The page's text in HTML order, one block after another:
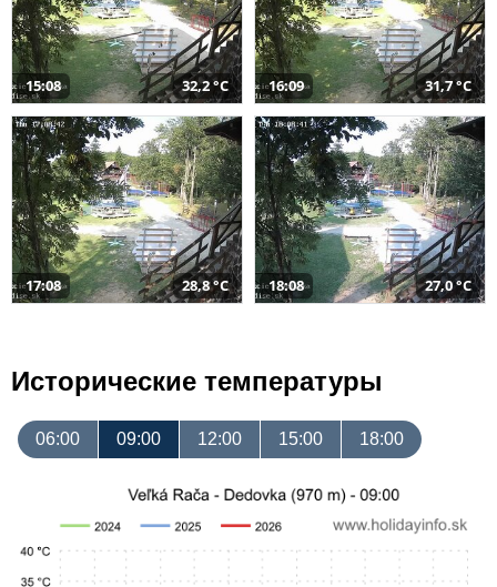
15:08 32,2 °C 16:09 31,7 °C
17:08 28,8 °C 18:08 27,0 °C
Исторические температуры
06:00 09:00 12:00 15:00 18:00